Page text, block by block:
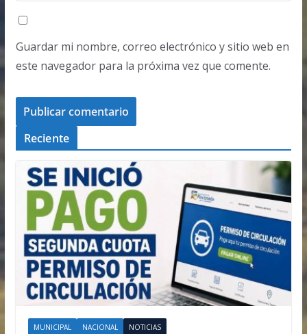
Guardar mi nombre, correo electrónico y sitio web en
este navegador para la próxima vez que comente.
Reciente
MUNICIPAL NACIONAL NOTICIAS